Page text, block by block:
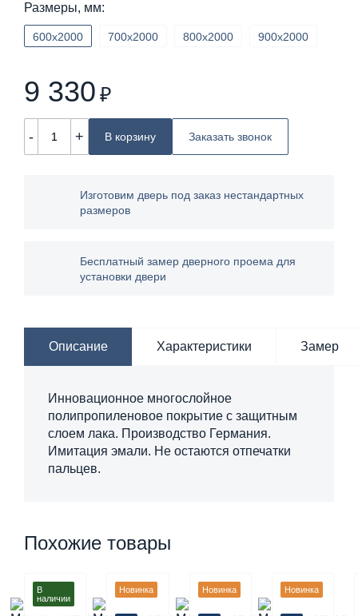
Размеры, мм:
600х2000 700х2000 800х2000 900х2000
9 330 ₽
- + В корзину Заказать звонок
Изготовим дверь под заказ нестандартных
размеров
Бесплатный замер дверного проема для
установки двери
Описание Характеристики Замер
Инновационное многослойное
полипропиленовое покрытие с защитным
слоем лака. Производство Германия.
Имитация эмали. Не остаются отпечатки
пальцев.
Похожие товары
В
наличии
Новинка Новинка Новинка